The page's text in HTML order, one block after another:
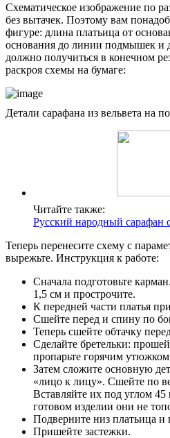
Схематическое изображение по
без вытачек. Поэтому вам
фигуре: длина платьица от
основания до линии подмышек и
должно получиться в конечном
раскроя схемы на бумаге:
Детали сарафана из вельвета на
Читайте также:
Русский народный сарафан
Теперь перенесите схему с
вырежьте. Инструкция к работе:
Сначала подготовьте
1,5 см и прострочите.
К передней части платья
Сшейте перед и спину по
Теперь сшейте обтачку
Сделайте бретельки:
пропарьте горячим
Затем сложите основную
«лицо к лицу». Сшейте по
Вставляйте их под углом
готовом изделии они не
Подверните низ платьица и
Пришейте застежки.